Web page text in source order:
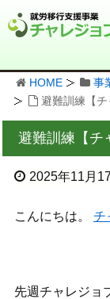
HOME
事
避難訓練【チ
避難訓練【チ
2025年11月
こんにちは。 チ
先週チャレジョ